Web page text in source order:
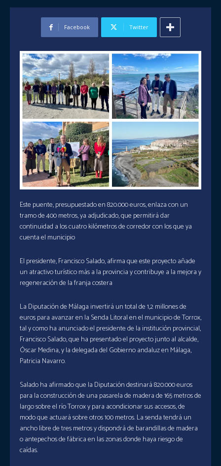
Facebook Twitter
Este puente, presupuestado en 820.000 euros, enlaza con un
tramo de 400 metros, ya adjudicado, que permitirá dar
continuidad a los cuatro kilómetros de corredor con los que ya
cuenta el municipio
El presidente, Francisco Salado, afirma que este proyecto añade
un atractivo turístico más a la provincia y contribuye a la mejora y
regeneración de la franja costera
La Diputación de Málaga invertirá un total de 1,2 millones de
euros para avanzar en la Senda Litoral en el municipio de Torrox,
tal y como ha anunciado el presidente de la institución provincial,
Francisco Salado, que ha presentado el proyecto junto al alcalde,
Óscar Medina, y la delegada del Gobierno andaluz en Málaga,
Patricia Navarro.
Salado ha afirmado que la Diputación destinará 820.000 euros
para la construcción de una pasarela de madera de 165 metros de
largo sobre el río Torrox y para acondicionar sus accesos, de
modo que actuará sobre otros 100 metros. La senda tendrá un
ancho libre de tres metros y dispondrá de barandillas de madera
o antepechos de fábrica en las zonas donde haya riesgo de
caídas.